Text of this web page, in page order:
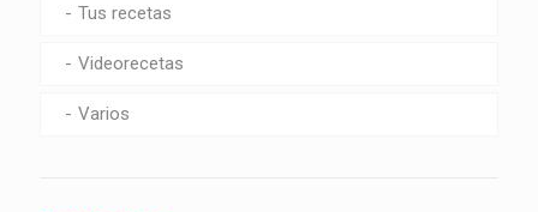
Tus recetas
Videorecetas
Varios